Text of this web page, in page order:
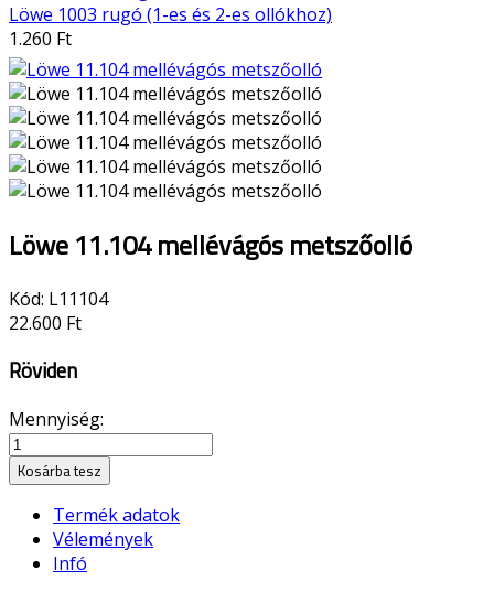
Löwe 1003 rugó (1-es és 2-es ollókhoz)
1.260 Ft
Löwe 11.104 mellévágós metszőolló
Kód: L11104
22.600 Ft
Röviden
Mennyiség:
Kosárba tesz
Termék adatok
Vélemények
Infó